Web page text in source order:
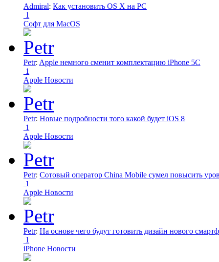
Admiral: Как установить OS X на PC
1
Софт для MacOS
Petr: Apple немного сменит комплектацию iPhone 5C
1
Apple Новости
Petr: Новые подробности того какой будет iOS 8
1
Apple Новости
Petr: Сотовый оператор China Mobile сумел повысить
1
Apple Новости
Petr: На основе чего будут готовить дизайн нового
1
iPhone Новости